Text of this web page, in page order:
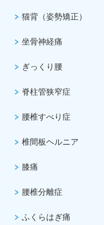
猫背（姿勢矯正）
坐骨神経痛
ぎっくり腰
脊柱管狭窄症
腰椎すべり症
椎間板ヘルニア
膝痛
腰椎分離症
ふくらはぎ痛